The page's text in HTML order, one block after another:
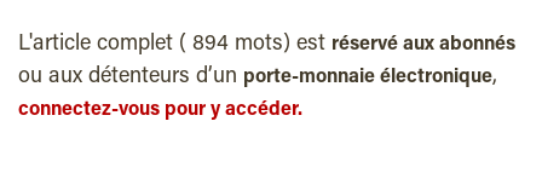
L'article complet ( 894 mots) est réservé aux abonnés
ou aux détenteurs d’un porte-monnaie électronique,
connectez-vous pour y accéder.